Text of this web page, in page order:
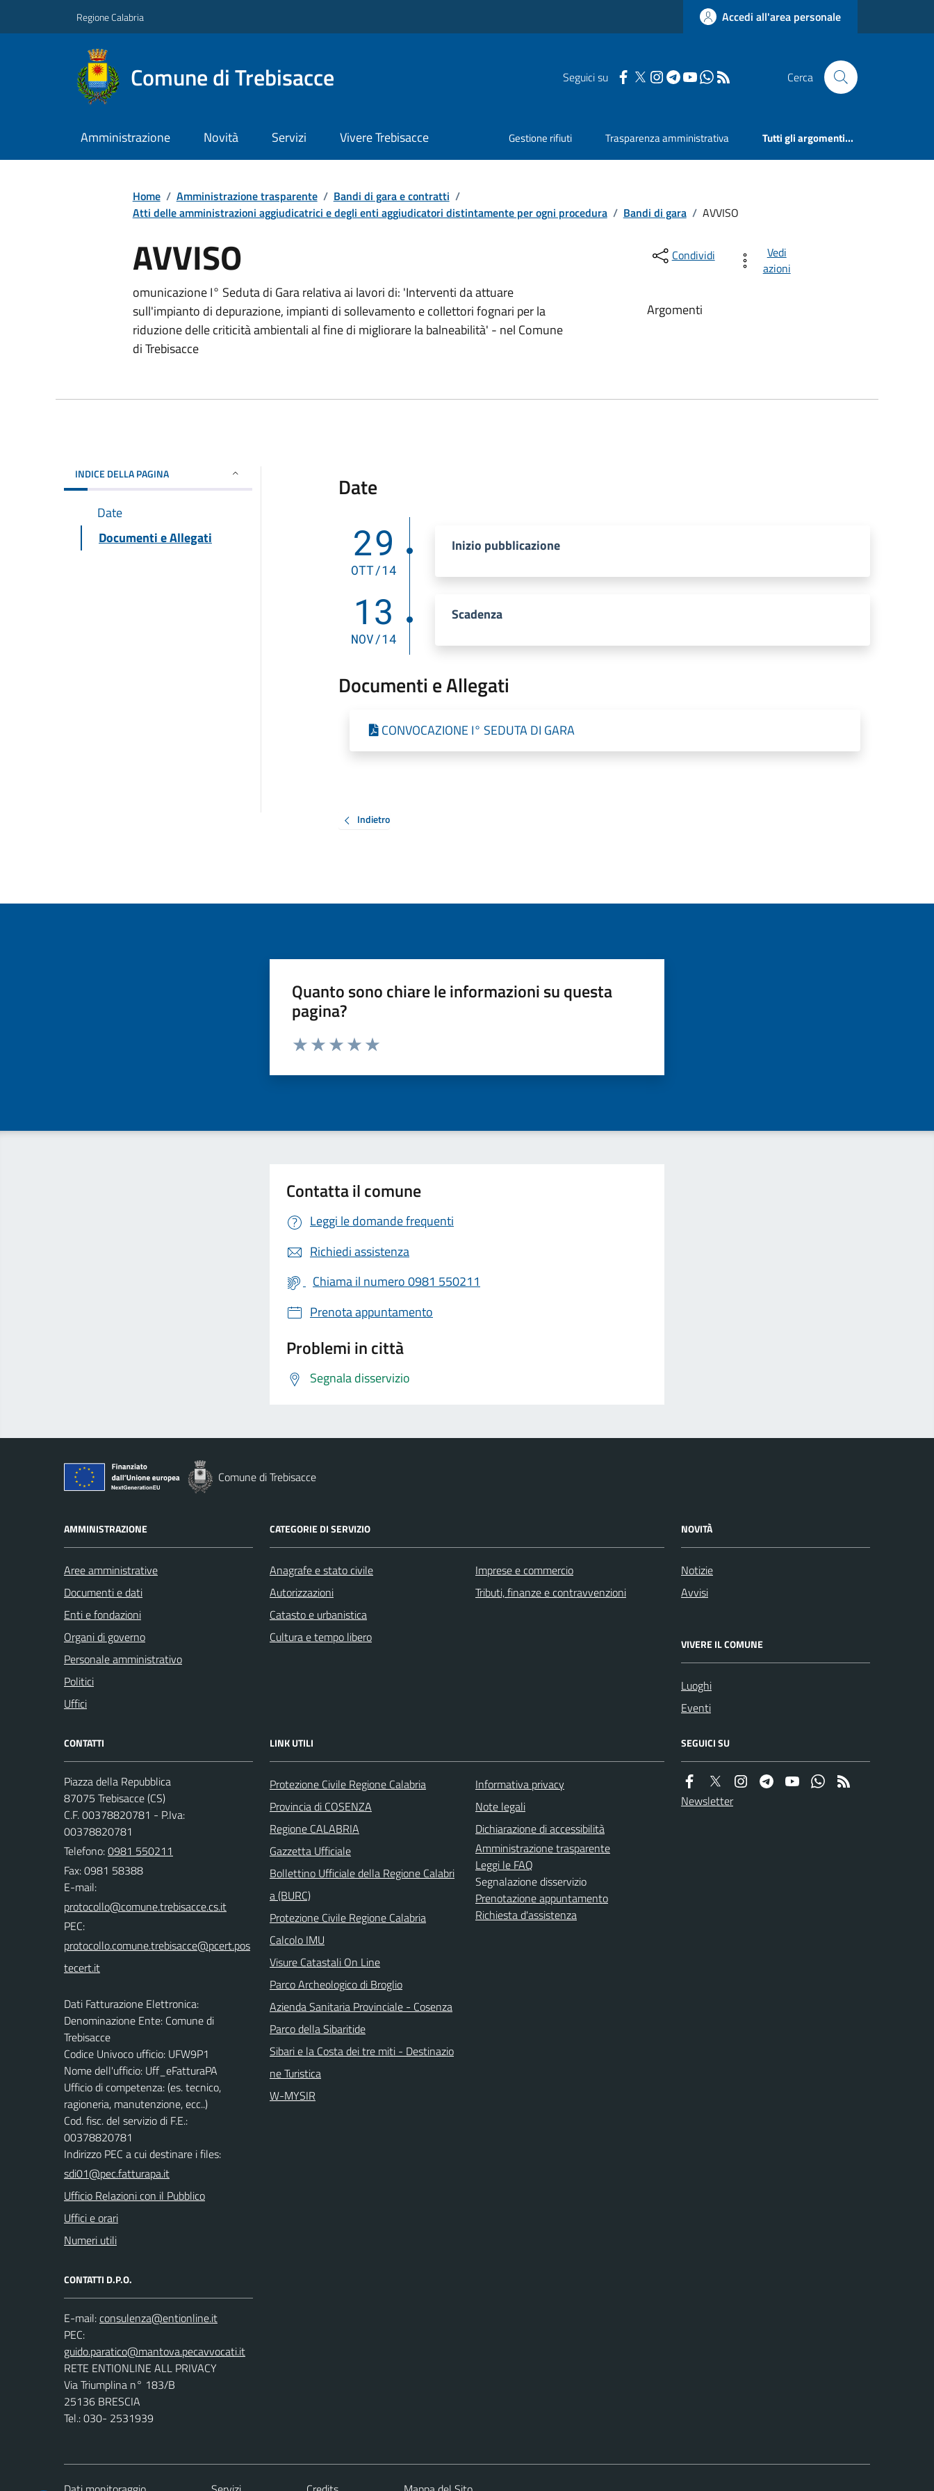
Regione Calabria Accedi all'area personale
Comune di Trebisacce Seguici su Cerca
Amministrazione Novità Servizi Vivere Trebisacce Gestione rifiuti Trasparenza amministrativa Tutti gli argomenti...
Home / Amministrazione trasparente / Bandi di gara e contratti /
Atti delle amministrazioni aggiudicatrici e degli enti aggiudicatori distintamente per ogni procedura / Bandi di gara / AVVISO
AVVISO
omunicazione I° Seduta di Gara relativa ai lavori di: 'Interventi da attuare
sull'impianto di depurazione, impianti di sollevamento e collettori fognari per la
riduzione delle criticità ambientali al fine di migliorare la balneabilità' - nel Comune
di Trebisacce
Condividi
Vedi
azioni
Argomenti
INDICE DELLA PAGINA
Date
Documenti e Allegati
Date
29
OTT/14
Inizio pubblicazione
13
NOV/14
Scadenza
Documenti e Allegati
CONVOCAZIONE I° SEDUTA DI GARA
Indietro
Quanto sono chiare le informazioni su questa
pagina?
Valuta da 1 a 5 stelle la pagina
Contatta il comune
Leggi le domande frequenti
Richiedi assistenza
Chiama il numero 0981 550211
Prenota appuntamento
Problemi in città
Segnala disservizio
Comune di Trebisacce
AMMINISTRAZIONE
Aree amministrative
Documenti e dati
Enti e fondazioni
Organi di governo
Personale amministrativo
Politici
Uffici
CATEGORIE DI SERVIZIO
Anagrafe e stato civile
Autorizzazioni
Catasto e urbanistica
Cultura e tempo libero
Imprese e commercio
Tributi, finanze e contravvenzioni
NOVITÀ
Notizie
Avvisi
VIVERE IL COMUNE
Luoghi
Eventi
CONTATTI
Piazza della Repubblica
87075 Trebisacce (CS)
C.F. 00378820781 - P.Iva:
00378820781
Telefono:0981 550211
Fax: 0981 58388
E-mail:
PEC:
Dati Fatturazione Elettronica:
Denominazione Ente: Comune di
Trebisacce
Codice Univoco ufficio: UFW9P1
Nome dell'ufficio: Uff_eFatturaPA
Ufficio di competenza: (es. tecnico,
ragioneria, manutenzione, ecc..)
Cod. fisc. del servizio di F.E.:
00378820781
Indirizzo PEC a cui destinare i files:
sdi01@pec.fatturapa.it
Ufficio Relazioni con il Pubblico
Uffici e orari
Numeri utili
CONTATTI D.P.O.
E-mail:
PEC:
RETE ENTIONLINE ALL PRIVACY
Via Triumplina n° 183/B
25136 BRESCIA
Tel.: 030- 2531939
LINK UTILI
Protezione Civile Regione Calabria
Provincia di COSENZA
Regione CALABRIA
Gazzetta Ufficiale
Bollettino Ufficiale della Regione Calabri
a (BURC)
Protezione Civile Regione Calabria
Calcolo IMU
Visure Catastali On Line
Parco Archeologico di Broglio
Azienda Sanitaria Provinciale - Cosenza
Parco della Sibaritide
Sibari e la Costa dei tre miti - Destinazio
ne Turistica
W-MYSIR
Informativa privacy
Note legali
Dichiarazione di accessibilità
Amministrazione trasparente
Leggi le FAQ
Segnalazione disservizio
Prenotazione appuntamento
Richiesta d'assistenza
SEGUICI SU
Newsletter